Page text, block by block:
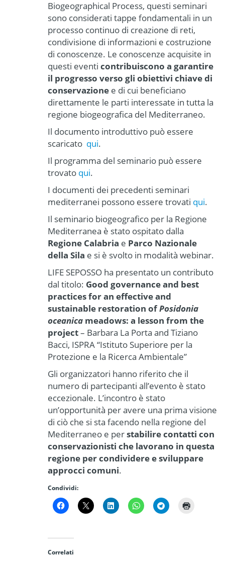
Biogeographical Process, questi seminari
sono considerati tappe fondamentali in un
processo continuo di creazione di reti,
condivisione di informazioni e costruzione
di conoscenze. Le conoscenze acquisite in
questi eventi contribuiscono a garantire
il progresso verso gli obiettivi chiave di
conservazione e di cui beneficiano
direttamente le parti interessate in tutta la
regione biogeografica del Mediterraneo.
Il documento introduttivo può essere
scaricato qui.
Il programma del seminario può essere
trovato qui.
I documenti dei precedenti seminari
mediterranei possono essere trovati qui.
Il seminario biogeografico per la Regione
Mediterranea è stato ospitato dalla
Regione Calabria e Parco Nazionale
della Sila e si è svolto in modalità webinar.
LIFE SEPOSSO ha presentato un contributo
dal titolo: Good governance and best
practices for an effective and
sustainable restoration ofPosidonia
oceanica meadows: a lesson from the
project– Barbara La Porta and Tiziano
Bacci, ISPRA “Istituto Superiore per la
Protezione e la Ricerca Ambientale”
Gli organizzatori hanno riferito che il
numero di partecipanti all’evento è stato
eccezionale. L’incontro è stato
un’opportunità per avere una prima visione
di ciò che si sta facendo nella regione del
Mediterraneo e perstabilire contatti con
conservazionisti che lavorano in questa
regione per condividere e sviluppare
approcci comuni.
Condividi:
Correlati